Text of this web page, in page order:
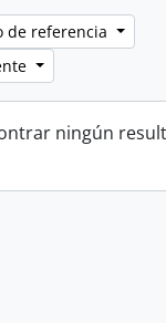
de referencia
ningún